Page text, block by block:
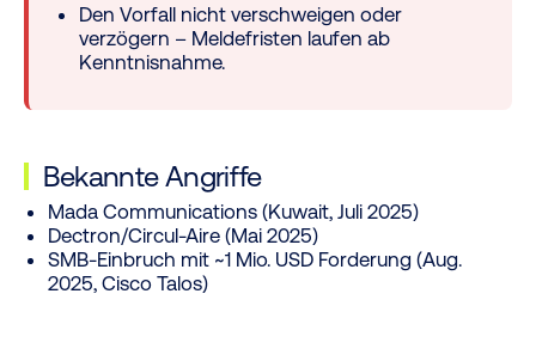
Den Vorfall nicht verschweigen oder
verzögern – Meldefristen laufen ab
Kenntnisnahme.
Bekannte Angriffe
Mada Communications (Kuwait, Juli 2025)
Dectron/Circul-Aire (Mai 2025)
SMB-Einbruch mit ~1 Mio. USD Forderung (Aug.
2025, Cisco Talos)